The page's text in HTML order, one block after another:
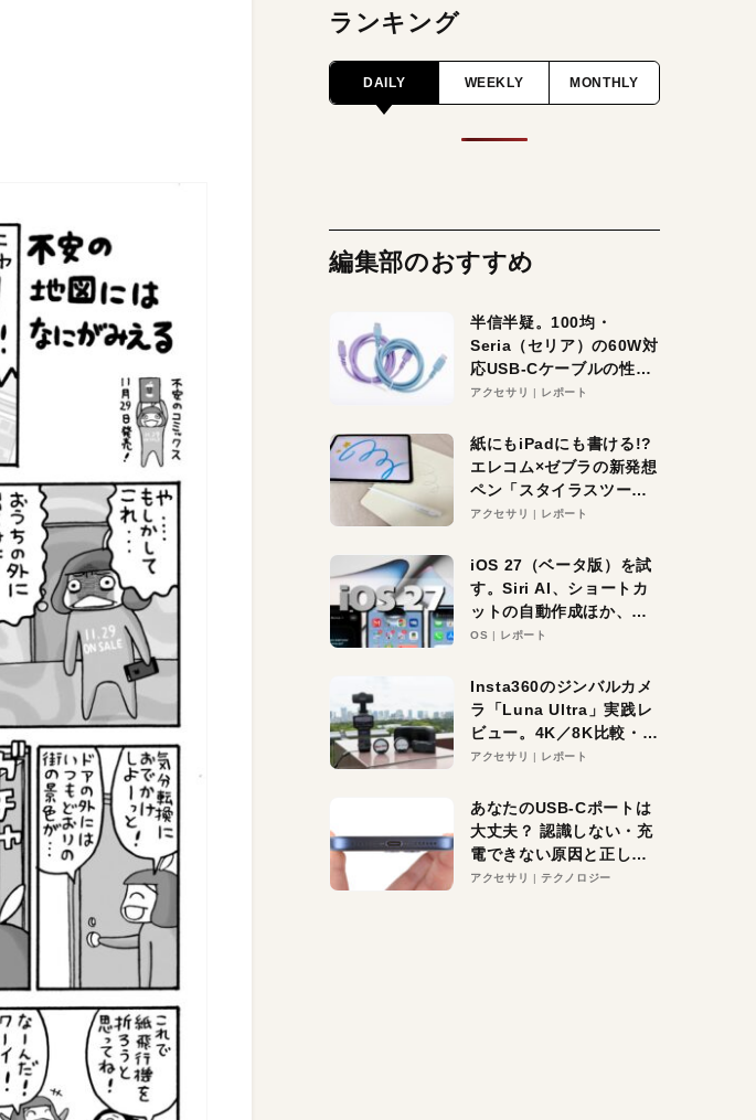
ランキング
DAILY WEEKLY MONTHLY
編集部のおすすめ
半信半疑。100均・
Seria（セリア）の60W対
応USB-Cケーブルの性能
を検証。超コスパの1本を
アクセサリ レポート
紙にもiPadにも書ける!?
エレコム×ゼブラの新発想
ペン「スタイラスツーウ
ェイ」レビュー。持ち替
アクセサリ レポート
iOS 27（ベータ版）を試
す。Siri AI、ショートカ
ットの自動作成ほか、期
待大の便利機能5選。
る未来はすぐそこ！
OS レポート
Insta360のジンバルカメ
ラ「Luna Ultra」実践レ
ビュー。4K／8K比較・ズ
ーム・夜間撮影をチェッ
アクセサリ レポート
あなたのUSB-Cポートは
大丈夫？ 認識しない・充
電できない原因と正しい
対策
アクセサリ テクノロジー